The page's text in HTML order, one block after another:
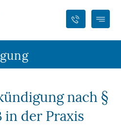
nach §
in der Praxis